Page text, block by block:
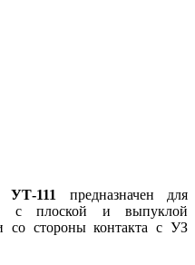
УТ-111
предназначен для
с плоской и выпуклой
со стороны контакта с УЗ